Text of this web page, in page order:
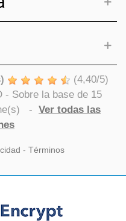
(4,40/5)
- Sobre la base de 15
- Ver todas las
- Términos